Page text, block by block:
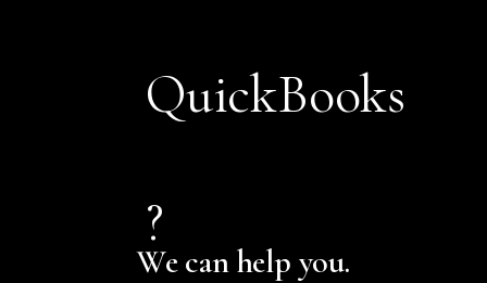
QuickBooks
?
We can help you.